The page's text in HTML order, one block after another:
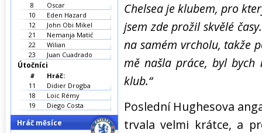
Chelsea je klubem, pro
jsem zde prožil skvělé
na samém vrcholu, takže
mě našla práce, byl bych
klub.“
Poslední Hughesova
trvala velmi krátce, a
8
Oscar
10
Eden Hazard
12
John Obi Mikel
21
Nemanja Matić
22
Wilian
23
Juan Cuadrado
Útočníci
#
Hráč:
11
Didier Drogba
18
Loic Rémy
19
Diego Costa
Hráč měsíce